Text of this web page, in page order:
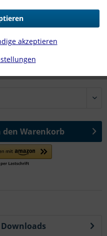
erstellt.
den Warenkorb
akzeptieren